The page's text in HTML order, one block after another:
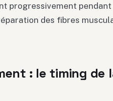
progressivement pendant
des fibres
: le timing de